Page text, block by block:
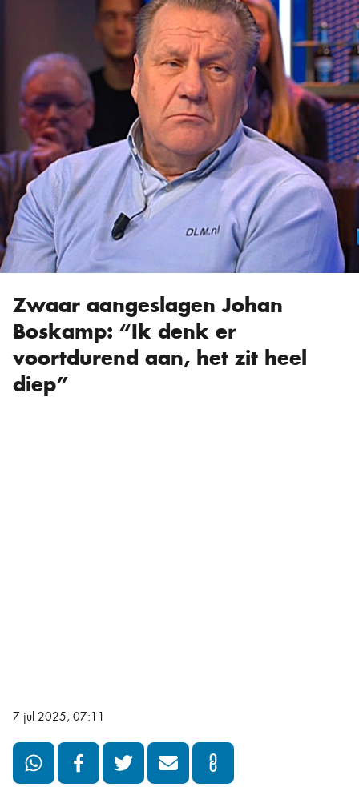
Zwaar aangeslagen Johan
Boskamp: “Ik denk er
voortdurend aan, het zit heel
diep”
7 jul 2025, 07:11